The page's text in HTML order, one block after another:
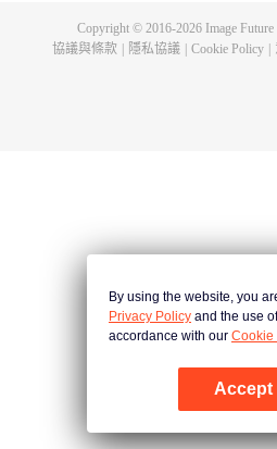
Copyright © 2016-2026Image
協議與條款
隱私協議 Cookie Policy
By using the website, you
Privacy Policy and the use
accordance with our Cookie
Accept